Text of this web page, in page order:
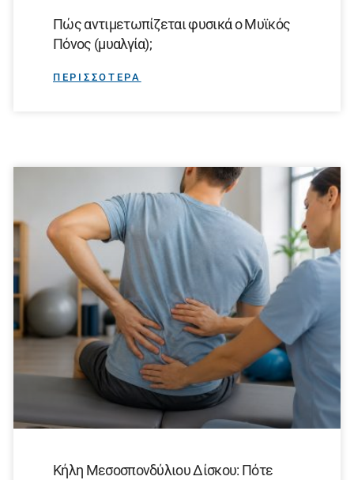
Πώς αντιμετωπίζεται φυσικά ο Μυϊκός
Πόνος (μυαλγία);
ΠΕΡΙΣΣΟΤΕΡΑ
Κήλη Μεσοσπονδύλιου Δίσκου: Πότε